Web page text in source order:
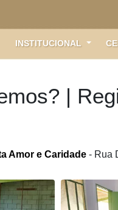
INSTITUCIONAL
|
Amor e Caridade - Rua